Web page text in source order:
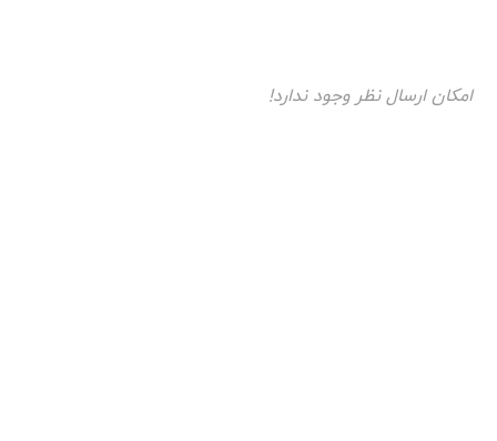
امکان ارسال نظر وجود ندارد!